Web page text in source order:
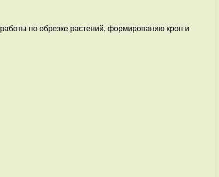
по обрезке растений, формированию крон и